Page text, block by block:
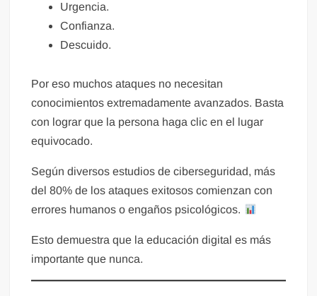
Urgencia.
Confianza.
Descuido.
Por eso muchos ataques no necesitan
conocimientos extremadamente avanzados. Basta
con lograr que la persona haga clic en el lugar
equivocado.
Según diversos estudios de ciberseguridad, más
del 80% de los ataques exitosos comienzan con
errores humanos o engaños psicológicos.
Esto demuestra que la educación digital es más
importante que nunca.